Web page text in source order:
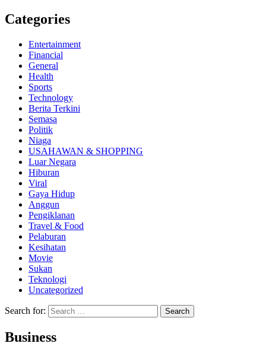
Categories
Entertainment
Financial
General
Health
Sports
Technology
Berita Terkini
Semasa
Politik
Niaga
USAHAWAN & SHOPPING
Luar Negara
Hiburan
Viral
Gaya Hidup
Anggun
Pengiklanan
Travel & Food
Pelaburan
Kesihatan
Movie
Sukan
Teknologi
Uncategorized
Search for:
Business